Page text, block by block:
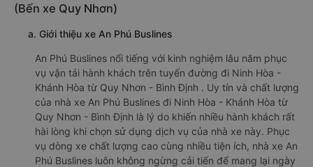
(Bến xe Quy Nhơn)
a. Giới thiệu xe An Phú Buslines
An Phú Buslines nổi tiếng với kinh nghiệm lâu năm phục
vụ vận tải hành khách trên tuyến đường đi Ninh Hòa -
Khánh Hòa từ Quy Nhơn - Bình Định . Uy tín và chất lượng
của nhà xe An Phú Buslines đi Ninh Hòa - Khánh Hòa từ
Quy Nhơn - Bình Định là lý do khiến nhiều hành khách rất
hài lòng khi chọn sử dụng dịch vụ của nhà xe này. Phục
vụ dòng xe chất lượng cao cùng nhiều tiện ích, nhà xe An
Phú Buslines luôn không ngừng cải tiến để mang lại ngày